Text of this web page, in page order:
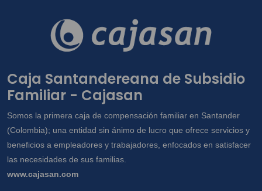
Caja Santandereana de Subsidio
Familiar - Cajasan
Somos la primera caja de compensación familiar en Santander
(Colombia); una entidad sin ánimo de lucro que ofrece servicios y
beneficios a empleadores y trabajadores, enfocados en satisfacer
las necesidades de sus familias.
www.cajasan.com